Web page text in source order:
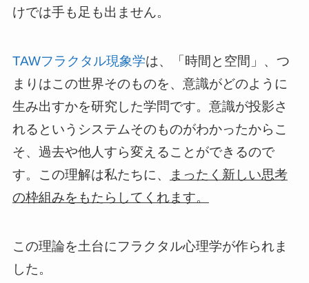
けでは手も足も出ません。
TAWフラクタル現象学は、「時間と空間」、つ
まりはこの世界そのものを、意識がどのように
生み出すかを研究した学問です。意識が投影さ
れるというシステムそのものがわかったからこ
そ、過去や他人すら変えることができるので
す。この理解は私たちに、
まったく新しい思考
の枠組みをもたらしてくれます。
この理論を土台にフラクタル心理学が作られま
した。